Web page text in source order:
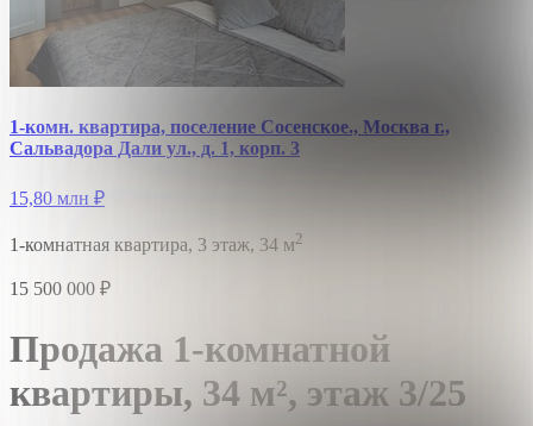
1-комн. квартира, поселение Сосенское., Москва г.,
Сальвадора Дали ул., д. 1, корп. 3
15,80 млн ₽
1-комнатная квартира, 3 этаж, 34 м2
15 500 000 ₽
Продажа 1-комнатной
квартиры, 34 м², этаж 3/25